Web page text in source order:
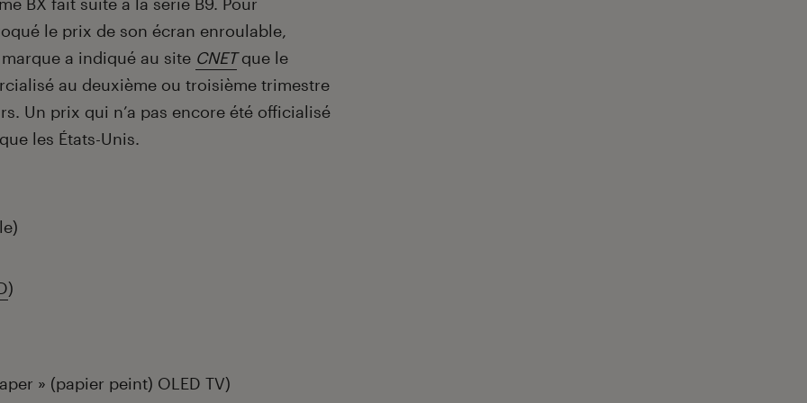
le prix de son écran enroulable,
a indiqué au site CNETque le
au deuxième ou troisième trimestre
Un prix qui n’a pas encore été officialisé
les États-Unis.
)
» (papier peint) OLED TV)